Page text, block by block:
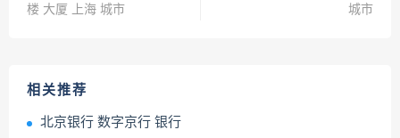
楼 大厦 上海 城市
城市
相关推荐
北京银行 数字京行 银行